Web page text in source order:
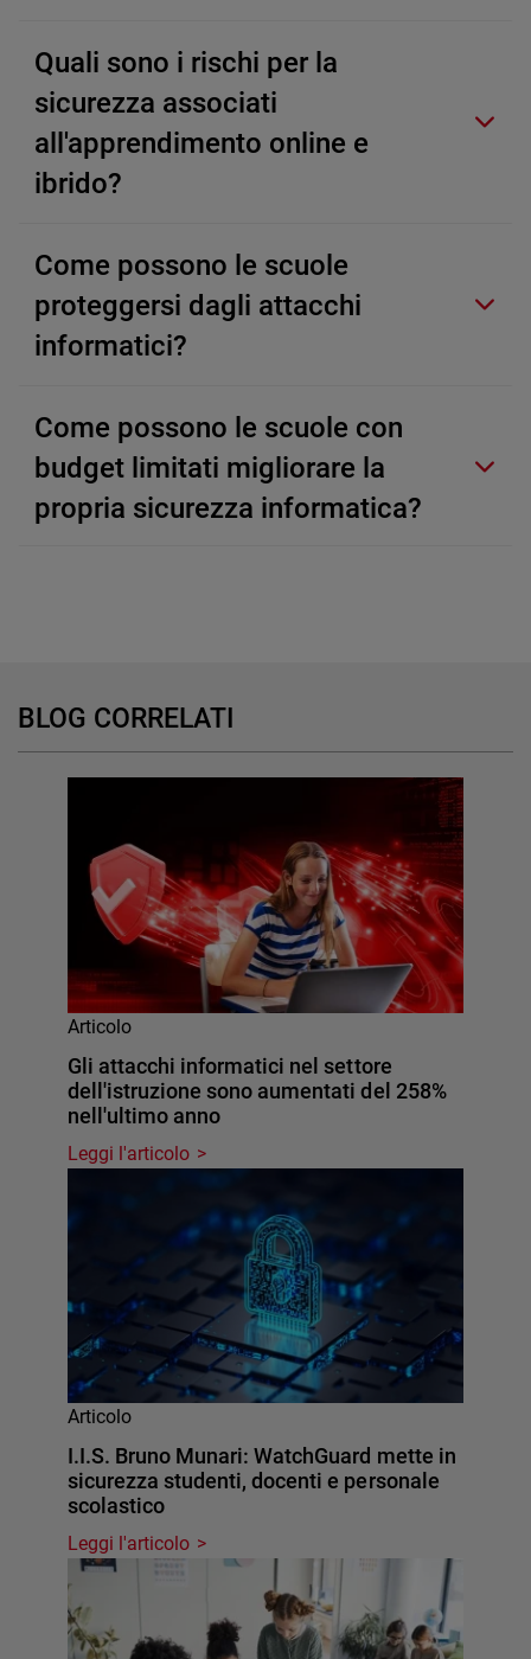
Quali sono i rischi per la
sicurezza associati
all'apprendimento online e
ibrido?
Come possono le scuole
proteggersi dagli attacchi
informatici?
Come possono le scuole con
budget limitati migliorare la
propria sicurezza informatica?
BLOG CORRELATI
Articolo
Gli attacchi informatici nel settore
dell'istruzione sono aumentati del 258%
nell'ultimo anno
Leggi l'articolo
Articolo
I.I.S. Bruno Munari: WatchGuard mette in
sicurezza studenti, docenti e personale
scolastico
Leggi l'articolo